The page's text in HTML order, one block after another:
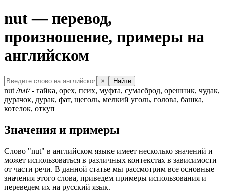
nut — перевод,
произношение, примеры на
английском
× Найти
nut /nʌt/- гайка, орех, псих, муфта, сумасброд, орешник, чудак,
дурачок, дурак, фат, щеголь, мелкий уголь, голова, башка,
котелок, откуп
Значения и примеры
Слово "nut" в английском языке имеет несколько значений и
может использоваться в различных контекстах в зависимости
от части речи. В данной статье мы рассмотрим все основные
значения этого слова, приведем примеры использования и
переведем их на русский язык.